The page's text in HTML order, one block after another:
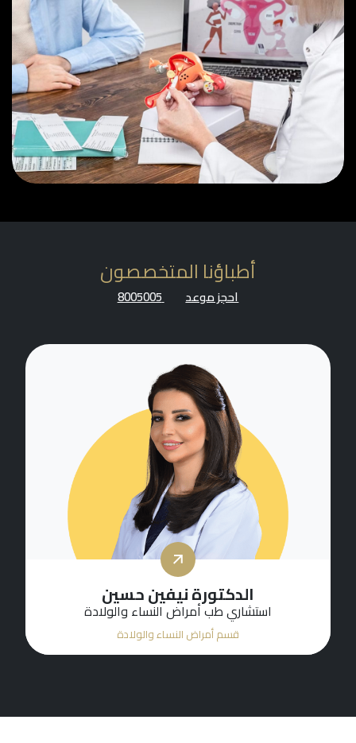
أطباؤنا المتخصصون
احجز موعد 8005005
الدكتورة نيفين حسين
استشاري طب أمراض النساء والولادة
قسم أمراض النساء والولادة